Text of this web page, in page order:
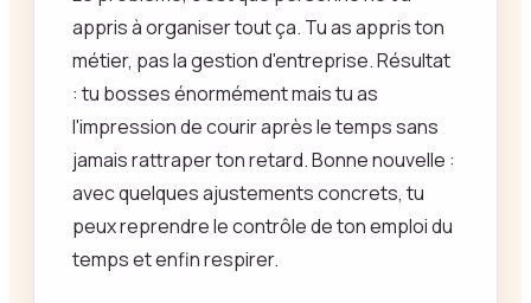
appris à organiser tout ça. Tu as appris ton
métier, pas la gestion d'entreprise. Résultat
: tu bosses énormément mais tu as
l'impression de courir après le temps sans
jamais rattraper ton retard. Bonne nouvelle :
avec quelques ajustements concrets, tu
peux reprendre le contrôle de ton emploi du
temps et enfin respirer.